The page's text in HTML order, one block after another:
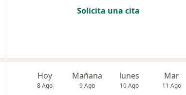
Solicita una cita
Hoy
8 Ago
Mañana
9 Ago
lunes
10 Ago
Mar
11 Ago